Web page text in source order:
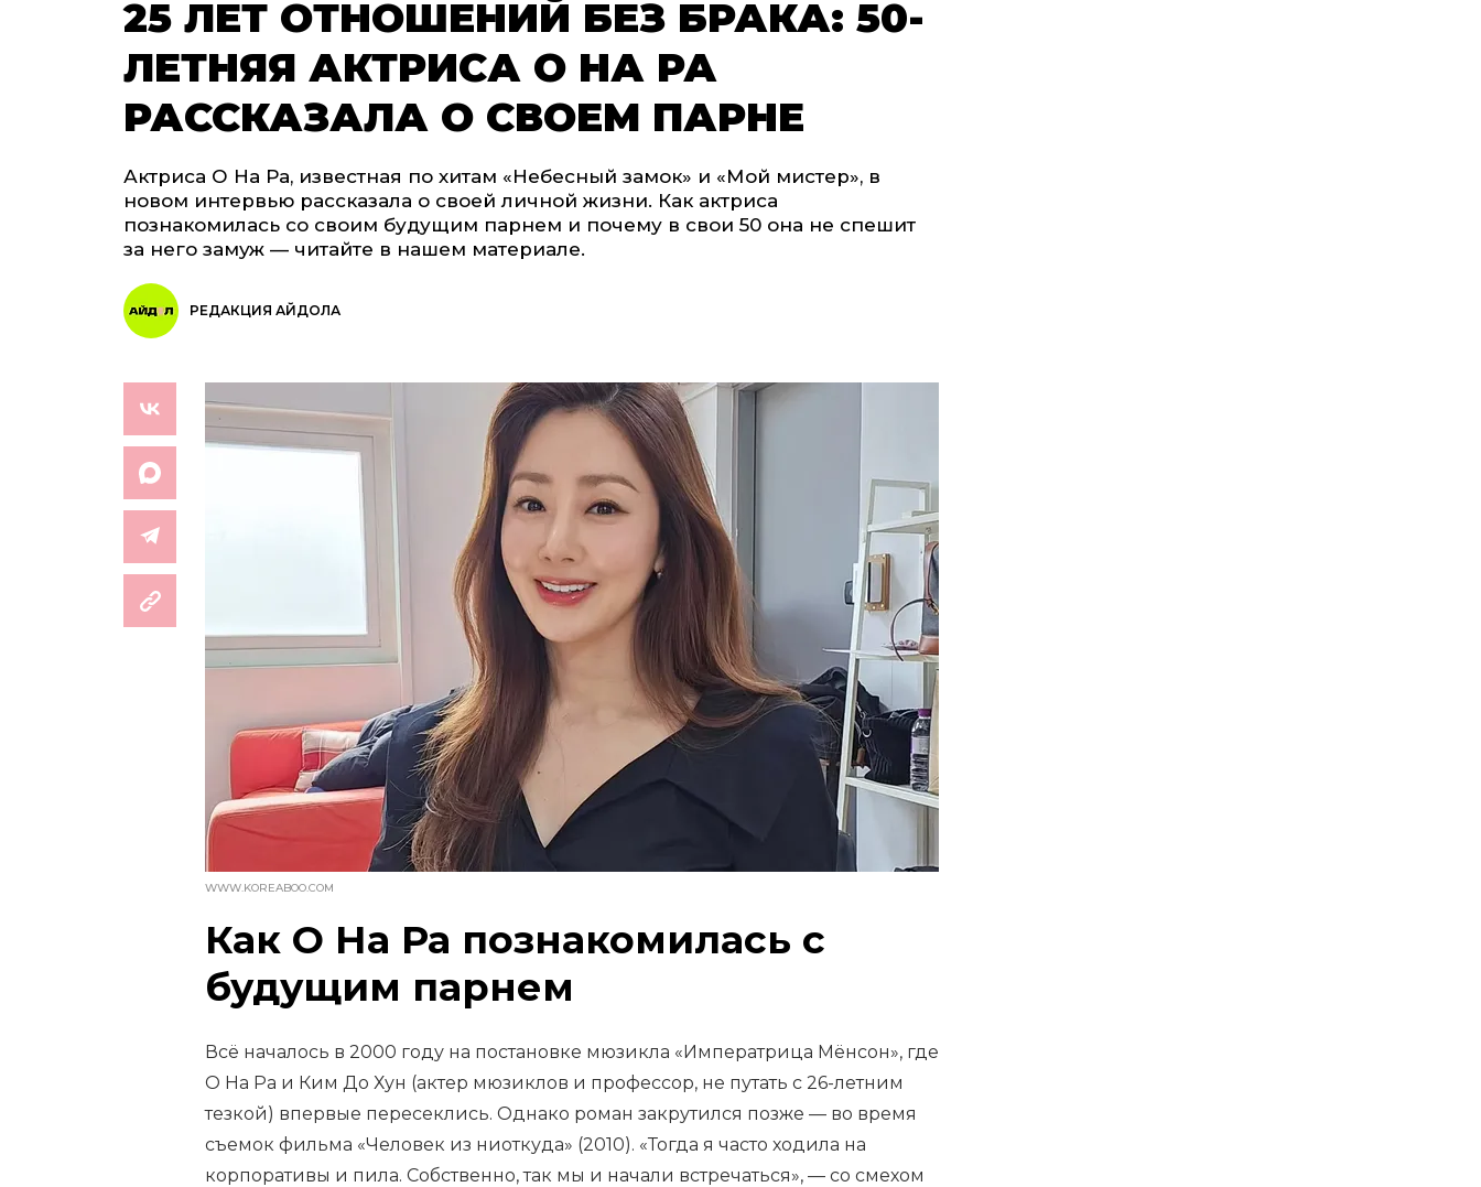
25 ЛЕТ ОТНОШЕНИЙ БЕЗ БРАКА: 50-
ЛЕТНЯЯ АКТРИСА О НА РА
РАССКАЗАЛА О СВОЕМ ПАРНЕ
Актриса О На Ра, известная по хитам «Небесный замок» и «Мой мистер», в
новом интервью рассказала о своей личной жизни. Как актриса
познакомилась со своим будущим парнем и почему в свои 50 она не спешит
за него замуж — читайте в нашем материале.
РЕДАКЦИЯ АЙДОЛА
WWW.KOREABOO.COM
Как О На Ра познакомилась с
будущим парнем
Всё началось в 2000 году на постановке мюзикла «Императрица Мёнсон», где
О На Ра и Ким До Хун (актер мюзиклов и профессор, не путать с 26-летним
тезкой) впервые пересеклись. Однако роман закрутился позже — во время
съемок фильма «Человек из ниоткуда» (2010). «Тогда я часто ходила на
корпоративы и пила. Собственно, так мы и начали встречаться», — со смехом